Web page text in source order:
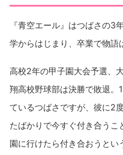
『青空エール』はつばさの3
学からはじまり、卒業で物語
高校2年の甲子園大会予選、
翔高校野球部は決勝で敗退。
ているつばさですが、彼に2
たばかりで今すぐ付き合う
園に行けたら付き合おうとい